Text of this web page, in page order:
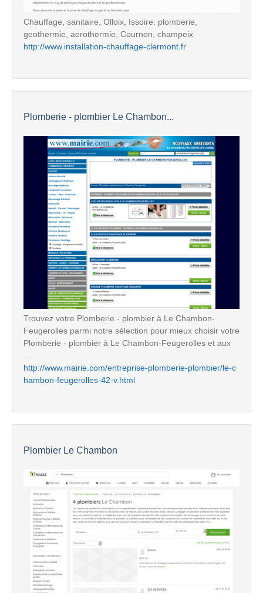
Chauffage, sanitaire, Olloix, Issoire: plomberie,
geothermie, aerothermie, Cournon, champeix
http://www.installation-chauffage-clermont.fr
Plomberie - plombier Le Chambon...
Trouvez votre Plomberie - plombier à Le Chambon-
Feugerolles parmi notre sélection pour mieux choisir votre
Plomberie - plombier à Le Chambon-Feugerolles et aux
http://www.mairie.com/entreprise-plomberie-plombier/le-c
hambon-feugerolles-42-v.html
Plombier Le Chambon